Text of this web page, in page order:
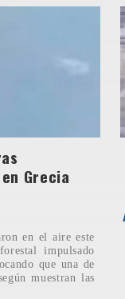
Grecia
en el aire este
impulsado
que una de
muestran las